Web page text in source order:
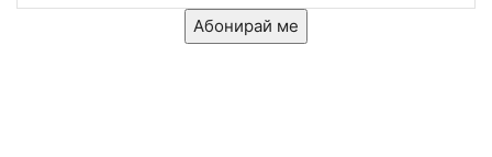
Абонирай ме